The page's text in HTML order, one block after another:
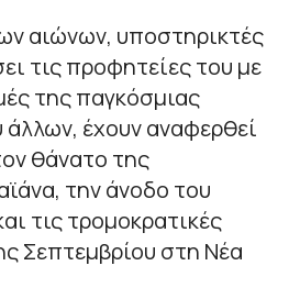
αιώνων, υποστηρικτές
τις προφητείες του με
της παγκόσμιας
άλλων, έχουν αναφερθεί
θάνατο της
την άνοδο του
τις τρομοκρατικές
Σεπτεμβρίου στη Νέα